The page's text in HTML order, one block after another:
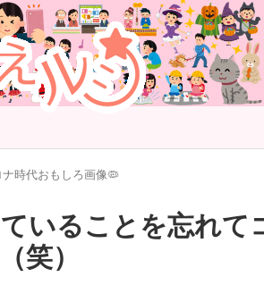
ナ時代おもしろ画像🦠
いることを忘れて
笑）